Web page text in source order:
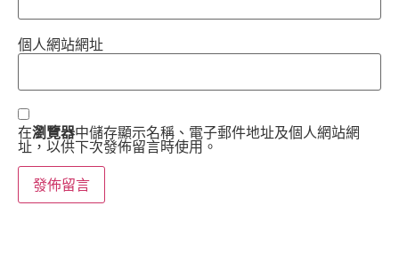
個人網站網址
在瀏覽器中儲存顯示名稱、電子郵件地址及個人網站網
址，以供下次發佈留言時使用。